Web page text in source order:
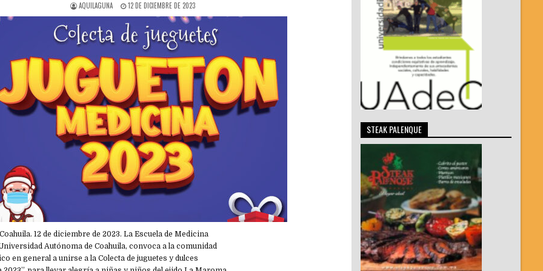
AQUILAGUNA 12 DE DICIEMBRE DE 2023
12 de diciembre de 2023. La Escuela de Medicina
Autónoma de Coahuila, convoca a la comunidad
en general a unirse a la Colecta de juguetes y dulces
STEAK PALENQUE